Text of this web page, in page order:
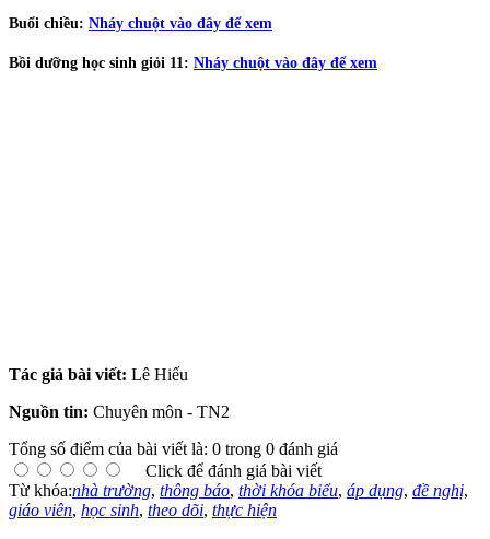
Buổi chiều: Nháy chuột vào đây để xem
Bồi dưỡng học sinh giỏi 11: Nháy chuột vào đây để xem
Tác giả bài viết: Lê Hiếu
Nguồn tin: Chuyên môn - TN2
Tổng số điểm của bài viết là: 0 trong 0 đánh giá
Click để đánh giá bài viết
Từ khóa:nhà trường, thông báo, thời khóa biểu, áp dụng, đề nghị,
giáo viên, học sinh, theo dõi, thực hiện